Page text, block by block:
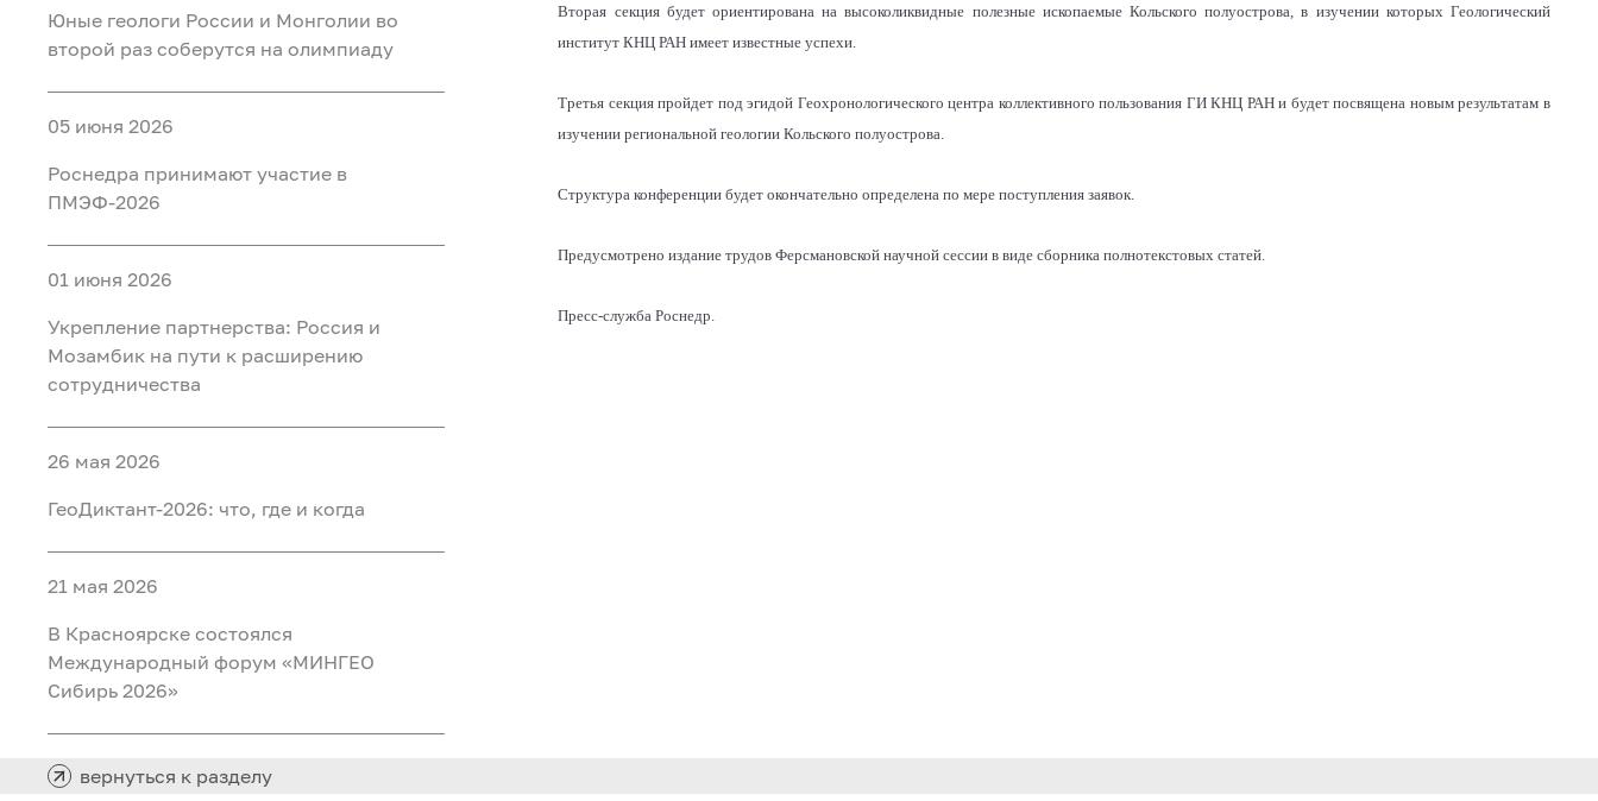
Юные геологи России и Монголии во
второй раз соберутся на олимпиаду
05 июня 2026
Роснедра принимают участие в
ПМЭФ-2026
01 июня 2026
Укрепление партнерства: Россия и
Мозамбик на пути к расширению
сотрудничества
26 мая 2026
ГеоДиктант-2026: что, где и когда
21 мая 2026
В Красноярске состоялся
Международный форум «МИНГЕО
Сибирь 2026»
Вторая секция будет ориентирована на высоколиквидные полезные ископаемые Кольского полуострова, в изучении которых Геологический
институт КНЦ РАН имеет известные успехи.
Третья секция пройдет под эгидой Геохронологического центра коллективного пользования ГИ КНЦ РАН и будет посвящена новым результатам в
изучении региональной геологии Кольского полуострова.
Структура конференции будет окончательно опре­делена по мере поступления заявок.
Предусмотрено издание тру­дов Ферсмановской научной сессии в виде сборника полнотекстовых статей.
Пресс-служба Роснедр.
вернуться к разделу